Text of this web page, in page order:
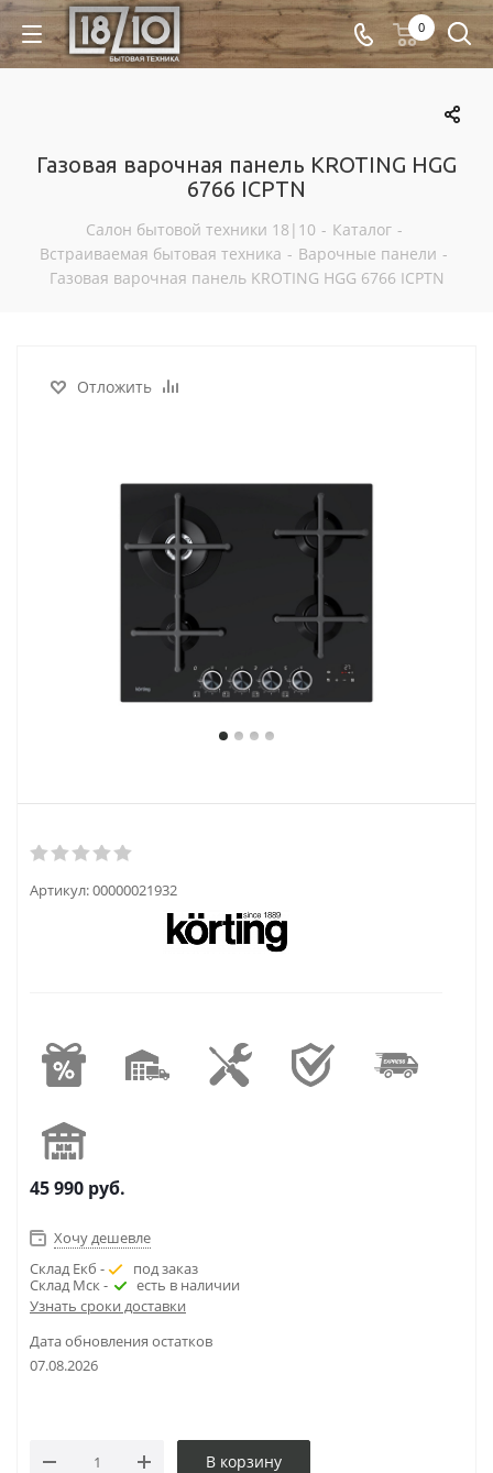
0
Газовая варочная панель KROTING HGG
6766 ICPTN
Салон бытовой техники 18|10 - Каталог -
Встраиваемая бытовая техника - Варочные панели -
Газовая варочная панель KROTING HGG 6766 ICPTN
Отложить
Артикул:00000021932
45 990 руб.
Хочу дешевле
Склад Екб -
под заказ
Склад Мск -
есть в наличии
Узнать сроки доставки
Дата обновления остатков
07.08.2026
В корзину